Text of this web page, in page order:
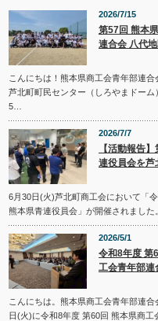
2026/7/15
第57回 熊本
連合会 八代
こんにちは！熊本県商工会青年部連合
芦北町町民センター（しろやまドーム
5…
2026/7/7
【活動報告
連役員会を芦
6月30日(火)芦北町商工会において「
熊本県青連役員会」が開催されました
2026/5/1
令和8年度 第
工会青年部連
こんにちは。熊本県商工会青年部連合
日(火)に令和8年度 第60回 熊本県商工